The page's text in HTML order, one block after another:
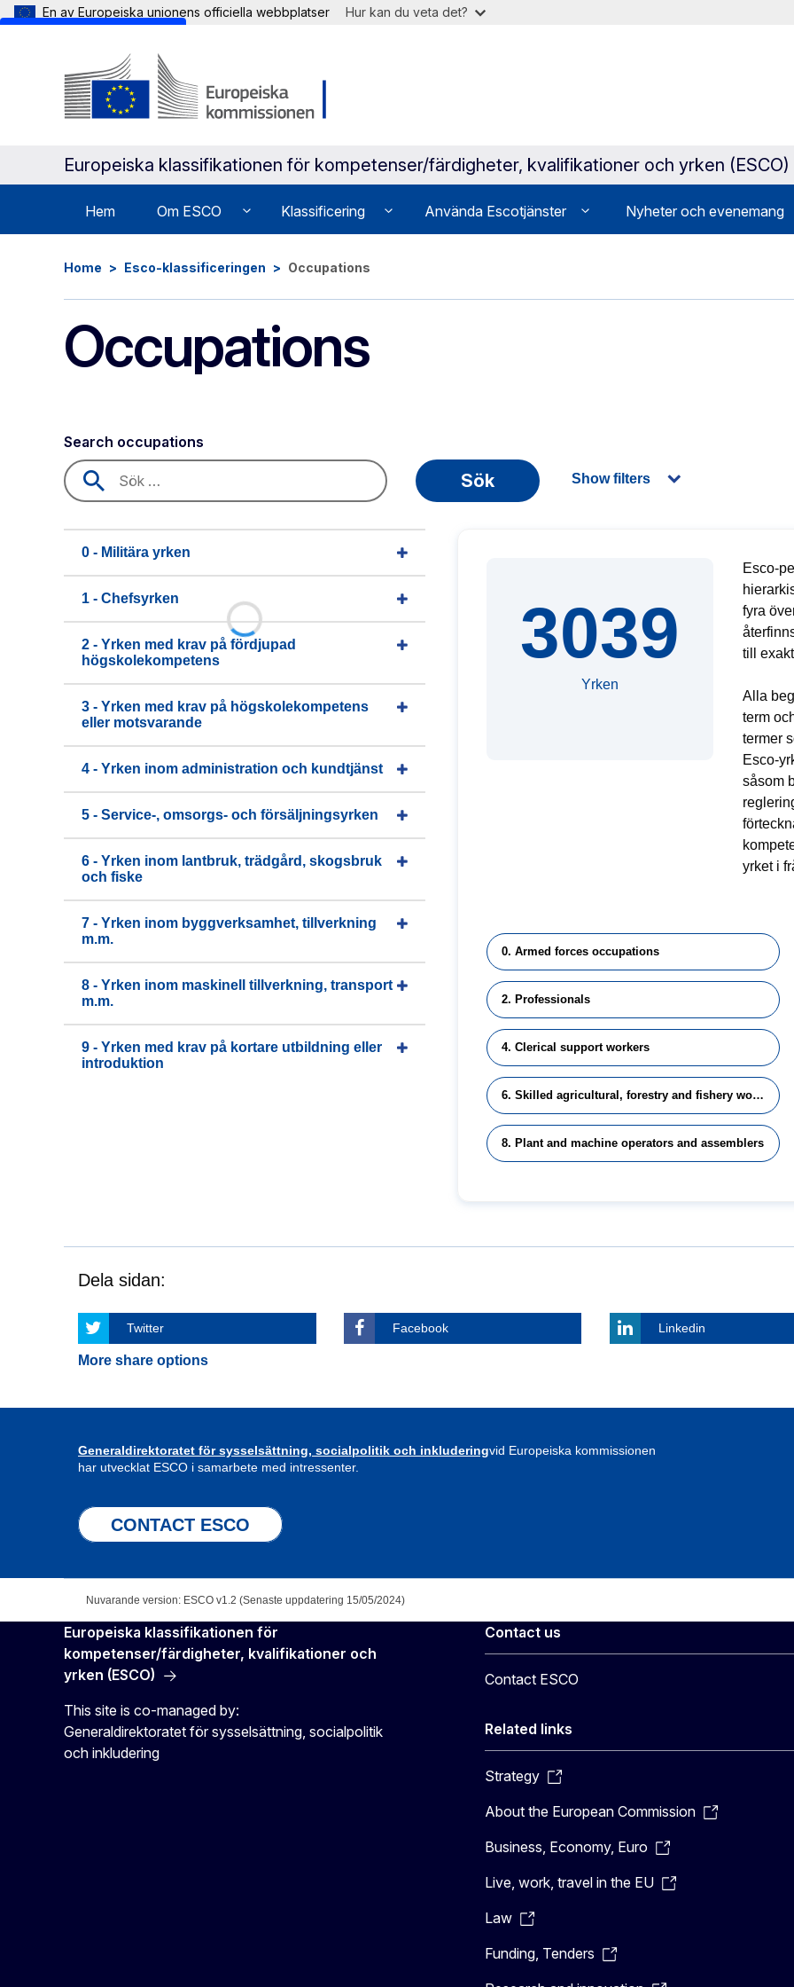
En av Europeiska unionens officiella webbplatser Hur kan du veta det?
Europeiska klassifikationen för kompetenser/färdigheter, kvalifikationer och yrken (ESCO)
Hem Om ESCO Klassificering Använda Escotjänster Nyheter och evenemang
Home Esco-klassificeringen Occupations
Occupations
Search occupations
Sök Show filters
0 - Militära yrken
1 - Chefsyrken
2 - Yrken med krav på fördjupad
högskolekompetens
3 - Yrken med krav på högskolekompetens
eller motsvarande
4 - Yrken inom administration och kundtjänst
5 - Service-, omsorgs- och försäljningsyrken
6 - Yrken inom lantbruk, trädgård, skogsbruk
och fiske
7 - Yrken inom byggverksamhet, tillverkning
m.m.
8 - Yrken inom maskinell tillverkning, transport
m.m.
9 - Yrken med krav på kortare utbildning eller
introduktion
3039
Yrken
Esco-
fyra
till
Alla
term
termer
Esco-
såsom
yrket i
0. Armed forces occupations
2. Professionals
4. Clerical support workers
6. Skilled agricultural, forestry and fishery workers
8. Plant and machine operators and assemblers
Dela sidan:
Twitter Facebook Linkedin
More share options
Generaldirektoratet för sysselsättning, socialpolitik och inkluderingvid Europeiska kommissionen
har utvecklat ESCO i samarbete med intressenter.
CONTACT ESCO
Nuvarande version: ESCO v1.2 (Senaste uppdatering 15/05/2024)
Europeiska klassifikationen för
kompetenser/färdigheter, kvalifikationer och
yrken (ESCO)
This site is co-managed by:
Generaldirektoratet för sysselsättning, socialpolitik
och inkludering
Contact us
Contact ESCO
Related links
Strategy
About the European Commission
Business, Economy, Euro
Live, work, travel in the EU
Law
Funding, Tenders